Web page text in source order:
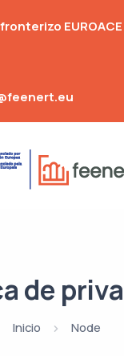
EUROACE
de
Inicio Node